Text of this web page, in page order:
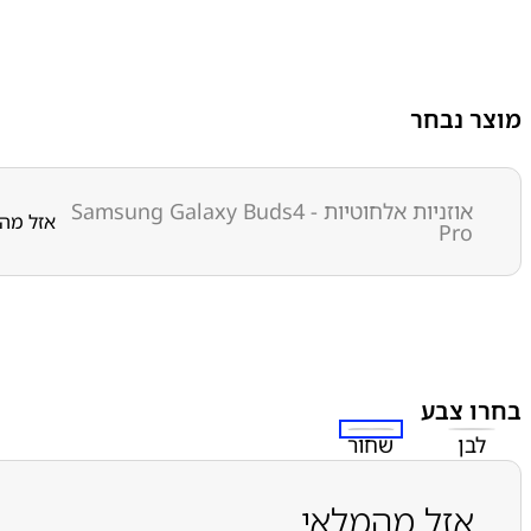
מוצר נבחר
אוזניות אלחוטיות - Samsung Galaxy Buds4
Pro אזל
בחרו צבע
לבן שחור
אזל מהמלאי